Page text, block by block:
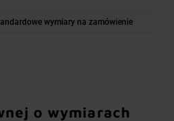
wymiary na zamówienie
o wymiarach